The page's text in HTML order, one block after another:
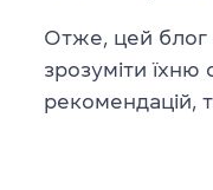
Отже, цей блог
зрозуміти їхню
рекомендацій,